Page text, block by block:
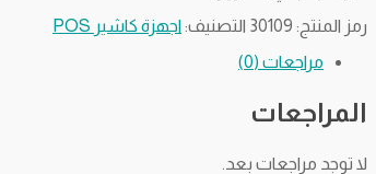
رمز المنتج: 30109 التصنيف: اجهزة كاشير POS
مراجعات (0)
المراجعات
لا توجد مراجعات بعد.